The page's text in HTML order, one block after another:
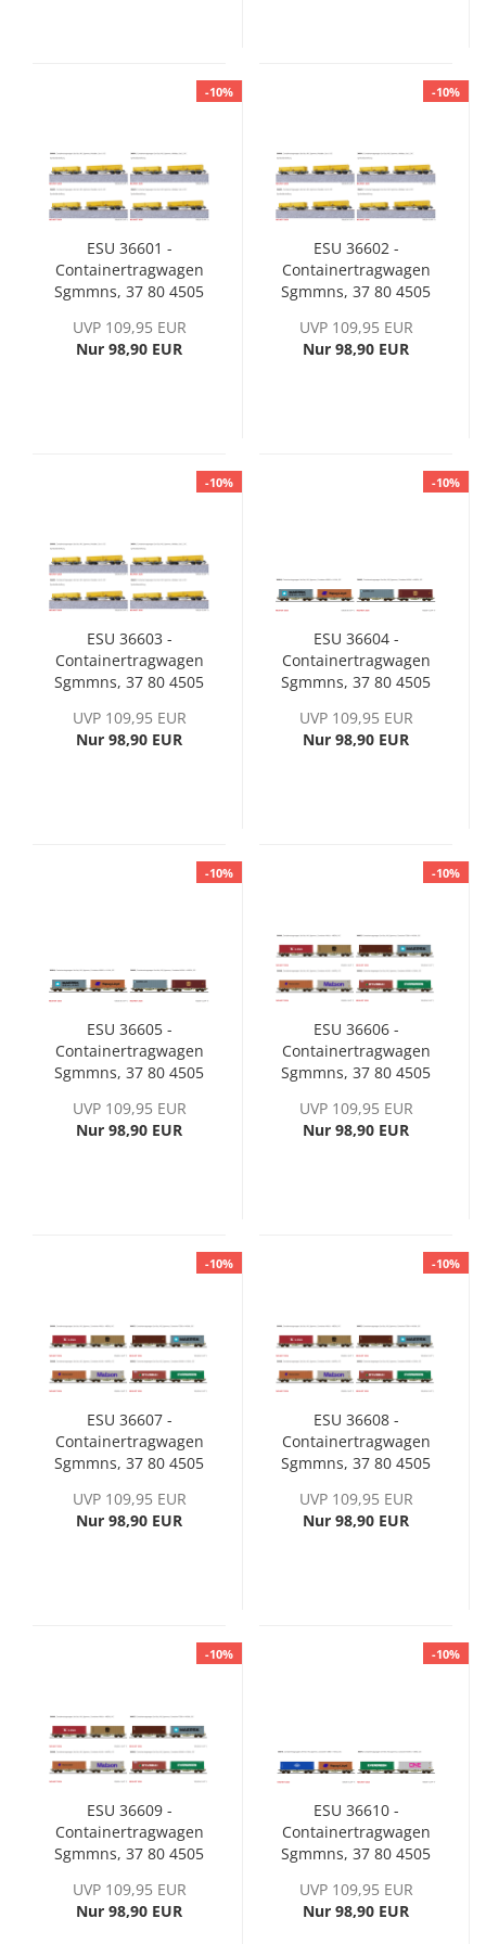
-10%
ESU 36601 -
Containertragwagen
Sgmmns, 37 80 4505
309-7, D-AAEC, Ep. VI
UVP 109,95 EUR
Nur 98,90 EUR
-10%
ESU 36602 -
Containertragwagen
Sgmmns, 37 80 4505
384-0, D-AAEC, Ep. VI
UVP 109,95 EUR
Nur 98,90 EUR
-10%
ESU 36603 -
Containertragwagen
Sgmmns, 37 80 4505
283-8, D-AAEC, Ep. VI
UVP 109,95 EUR
Nur 98,90 EUR
-10%
ESU 36604 -
Containertragwagen
Sgmmns, 37 80 4505
391-5, D-AAEC, Ep. VI
UVP 109,95 EUR
Nur 98,90 EUR
-10%
ESU 36605 -
Containertragwagen
Sgmmns, 37 80 4505
440-0, D-AAEC, Ep. VI
UVP 109,95 EUR
Nur 98,90 EUR
-10%
ESU 36606 -
Containertragwagen
Sgmmns, 37 80 4505
318-8, D-AAEC, Ep. VI
UVP 109,95 EUR
Nur 98,90 EUR
-10%
ESU 36607 -
Containertragwagen
Sgmmns, 37 80 4505
400-4, D-AAEC, Ep. VI
UVP 109,95 EUR
Nur 98,90 EUR
-10%
ESU 36608 -
Containertragwagen
Sgmmns, 37 80 4505
354-3, D-AAEC, Ep. VI
UVP 109,95 EUR
Nur 98,90 EUR
-10%
ESU 36609 -
Containertragwagen
Sgmmns, 37 80 4505
567-0, D-AAEC, Ep. VI
UVP 109,95 EUR
Nur 98,90 EUR
-10%
ESU 36610 -
Containertragwagen
Sgmmns, 37 80 4505
388-1, D-AAEC, Ep. VI
UVP 109,95 EUR
Nur 98,90 EUR